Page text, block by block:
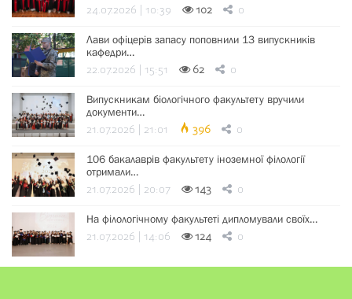
24.07.2026 | 10:39 102 0
Лави офіцерів запасу поповнили 13 випускників
кафедри…
22.07.2026 | 15:51 62 0
Випускникам біологічного факультету вручили
документи…
21.07.2026 | 21:01 396 0
106 бакалаврів факультету іноземної філології
отримали…
21.07.2026 | 20:07 143 0
На філологічному факультеті дипломували своїх…
21.07.2026 | 14:06 124 0